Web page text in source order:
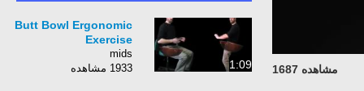
مشاهده 1687 1:09
Butt Bowl Ergonomic
Exercise
mids
1933 مشاهده